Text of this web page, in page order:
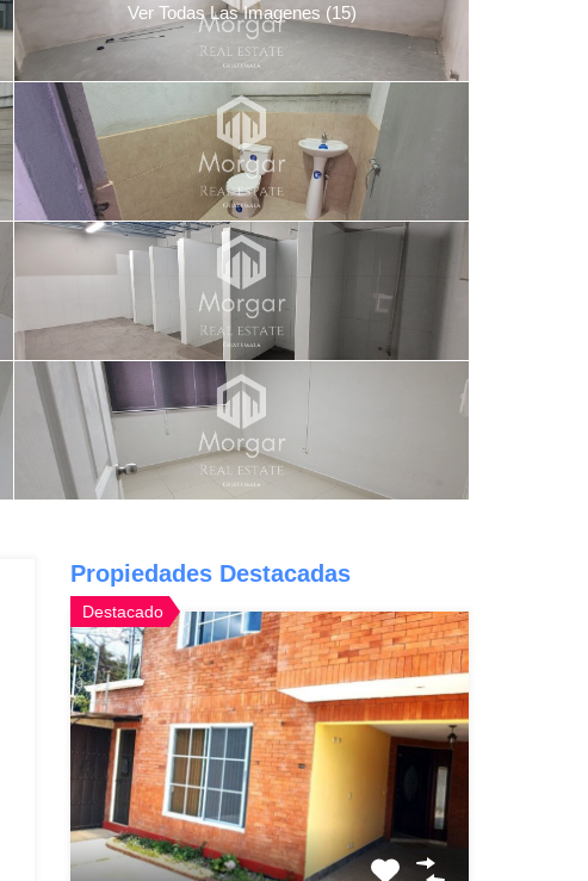
Ver Todas Las Imagenes (15)
Propiedades Destacadas
Destacado